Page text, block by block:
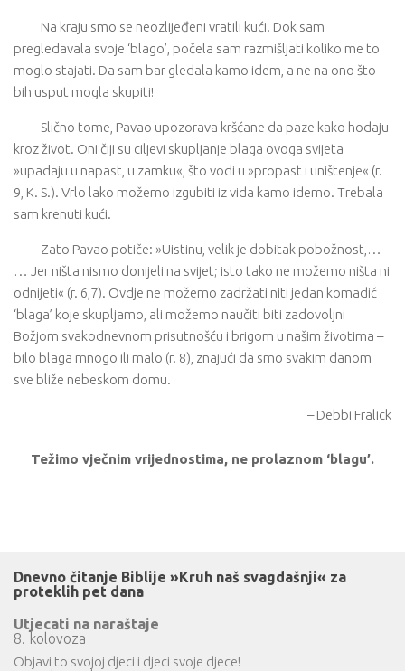
Na kraju smo se neozlijeđeni vratili kući. Dok sam
pregledavala svoje ‘blago’, počela sam razmišljati koliko me to
moglo stajati. Da sam bar gledala kamo idem, a ne na ono što
bih usput mogla skupiti!
Slično tome, Pavao upozorava kršćane da paze kako hodaju
kroz život. Oni čiji su ciljevi skupljanje blaga ovoga svijeta
»upadaju u napast, u zamku«, što vodi u »propast i uništenje« (r.
9, K. S.). Vrlo lako možemo izgubiti iz vida kamo idemo. Trebala
sam krenuti kući.
Zato Pavao potiče: »Uistinu, velik je dobitak pobožnost,…
… Jer ništa nismo donijeli na svijet; isto tako ne možemo ništa ni
odnijeti« (r. 6,7). Ovdje ne možemo zadržati niti jedan komadić
‘blaga’ koje skupljamo, ali možemo naučiti biti zadovoljni
Božjom svakodnevnom prisutnošću i brigom u našim životima –
bilo blaga mnogo ili malo (r. 8), znajući da smo svakim danom
sve bliže nebeskom domu.
– Debbi Fralick
Težimo vječnim vrijednostima, ne prolaznom ‘blagu’.
Dnevno čitanje Biblije »Kruh naš svagdašnji« za
proteklih pet dana
Utjecati na naraštaje
8. kolovoza
Objavi to svojoj djeci i djeci svoje djece!